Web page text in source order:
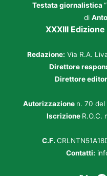
Testata giornalistica
di
XXXIII Edizione
Redazione: Via R.A.
Direttore
Direttore
Autorizzazione n. 70 del
Iscrizione R.O.C.
C.F.
Contatti: